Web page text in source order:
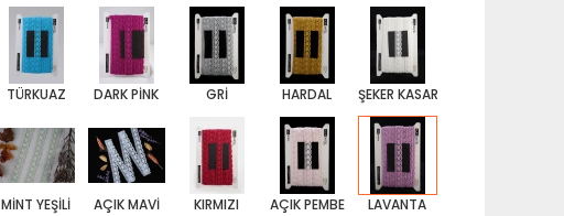
TÜRKUAZ DARK PİNK GRİ HARDAL ŞEKER KASAR
MİNT YEŞİLİ AÇIK MAVİ KIRMIZI AÇIK PEMBE LAVANTA